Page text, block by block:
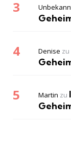
Denise zu
Martin zu